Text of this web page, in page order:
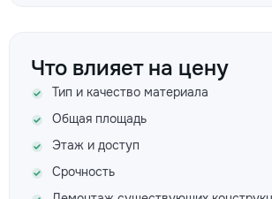
Что влияет на цену
Тип и качество материала
Общая площадь
Этаж и доступ
Срочность